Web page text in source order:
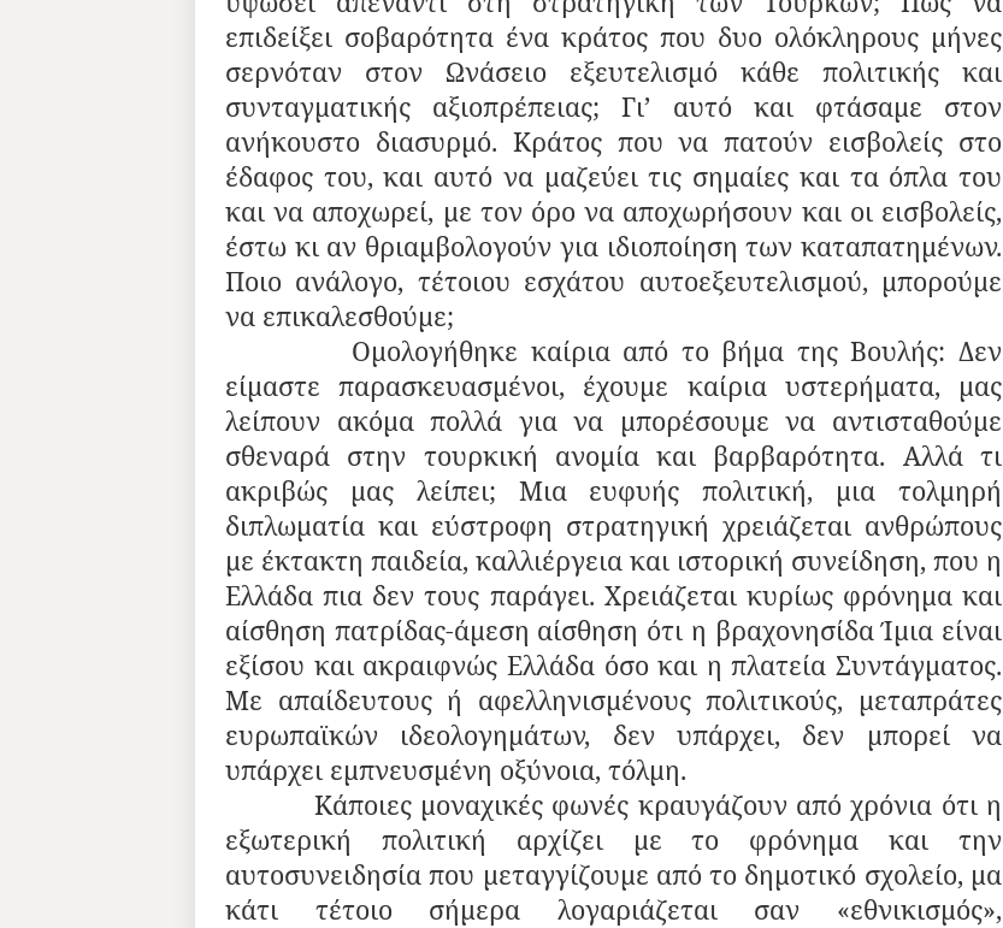
επιδείξει σοβαρότητα ένα κράτος που δυο ολόκληρους μήνες
σερνόταν στον Ωνάσειο εξευτελισμό κάθε πολιτικής και
συνταγματικής αξιοπρέπειας; Γι’ αυτό και φτάσαμε στον
ανήκουστο διασυρμό. Κράτος που να πατούν εισβολείς στο
έδαφος του, και αυτό να μαζεύει τις σημαίες και τα όπλα του
και να αποχωρεί, με τον όρο να αποχωρήσουν και οι εισβολείς,
έστω κι αν θριαμβολογούν για ιδιοποίηση των καταπατημένων.
Ποιο ανάλογο, τέτοιου εσχάτου αυτοεξευτελισμού, μπορούμε
να επικαλεσθούμε;
Ομολογήθηκε καίρια από το βήμα της Βουλής: Δεν
είμαστε παρασκευασμένοι, έχουμε καίρια υστερήματα, μας
λείπουν ακόμα πολλά για να μπορέσουμε να αντισταθούμε
σθεναρά στην τουρκική ανομία και βαρβαρότητα. Αλλά τι
ακριβώς μας λείπει; Μια ευφυής πολιτική, μια τολμηρή
διπλωματία και εύστροφη στρατηγική χρειάζεται ανθρώπους
με έκτακτη παιδεία, καλλιέργεια και ιστορική συνείδηση, που η
Ελλάδα πια δεν τους παράγει. Χρειάζεται κυρίως φρόνημα και
αίσθηση πατρίδας-άμεση αίσθηση ότι η βραχονησίδα Ίμια είναι
εξίσου και ακραιφνώς Ελλάδα όσο και η πλατεία Συντάγματος.
Με απαίδευτους ή αφελληνισμένους πολιτικούς, μεταπράτες
ευρωπαϊκών ιδεολογημάτων, δεν υπάρχει, δεν μπορεί να
υπάρχει εμπνευσμένη οξύνοια, τόλμη.
Κάποιες μοναχικές φωνές κραυγάζουν από χρόνια ότι η
εξωτερική πολιτική αρχίζει με το φρόνημα και την
αυτοσυνειδησία που μεταγγίζουμε από το δημοτικό σχολείο, μα
κάτι τέτοιο σήμερα λογαριάζεται σαν «εθνικισμός»,